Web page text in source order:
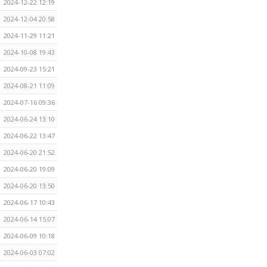
2024-12-22 12:19
2024-12-04 20:58
2024-11-29 11:21
2024-10-08 19:43
2024-09-23 15:21
2024-08-21 11:09
2024-07-16 09:36
2024-06-24 13:10
2024-06-22 13:47
2024-06-20 21:52
2024-06-20 19:09
2024-06-20 13:50
2024-06-17 10:43
2024-06-14 15:07
2024-06-09 10:18
2024-06-03 07:02